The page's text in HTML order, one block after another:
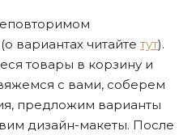
вариантах читайте тут).
товары в корзину и
с вами, соберем
предложим варианты
дизайн-макеты. После